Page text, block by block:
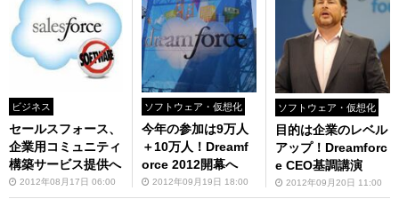
ビジネス
セールスフォース、
企業用コミュニティ
構築サービス提供へ
2012年08月17日 06:00
ソフトウェア・仮想化
今年の参加は9万人
＋10万人！Dreamf
orce 2012開幕へ
2012年09月19日 18:00
ソフトウェア・仮想化
目的は企業のレベル
アップ！Dreamforc
e CEO基調講演
2012年09月20日 11:00